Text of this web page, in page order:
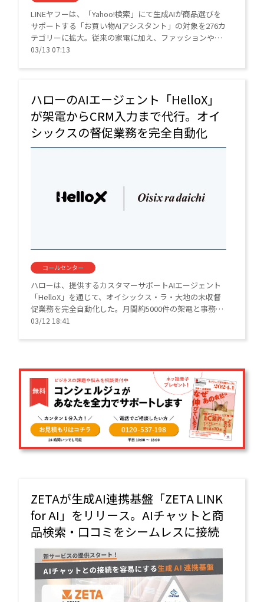
LINEヤフーは、「Yahoo!検索」にて生成AIが商品選びを
サポートする「お買い物AIアシスタント」の対象を276カ
テゴリーに拡大。従来の家電に加え、ファッションや食
品、化粧品など幅広いジャンルでAIがユーザーに最適な
03/13 07:13
ハローのAIエージェント「HelloX」
が架電からCRM入力まで代行。オイ
シックスの督促業務を完全自動化
コールセンター
ハローは、提供するカスタマーサポートAIエージェント
「HelloX」を通じて、オイシックス・ラ・大地の未収督
促業務を完全自動化した。月間約5000件の架電と事務作
業をAIが担い、1億円近い回収業務を遂行。スタッフを精
03/12 18:41
ZETAが生成AI連携基盤「ZETA LINK
for AI」をリリース。AIチャットと商
品検索・口コミをシームレスに接続